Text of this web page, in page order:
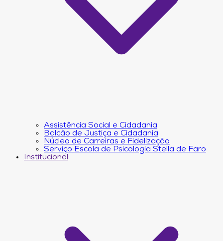
Assistência Social e Cidadania
Balcão de Justiça e Cidadania
Núcleo de Carreiras e Fidelização
Serviço Escola de Psicologia Stella de Faro
Institucional